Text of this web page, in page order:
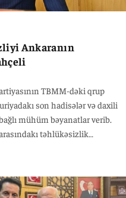
Ankaranın
TBMM-dəki qrup
son hadisələr və daxili
mühüm bəyanatlar verib.
təhlükəsizlik
və hərbi dəyişikliklərin həm
üçün son dərəcə əhəmiyyətli